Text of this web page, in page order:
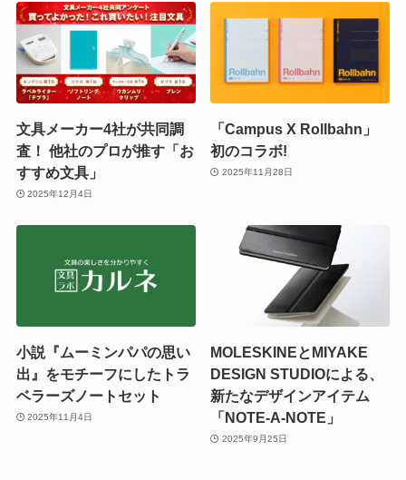
文具メーカー4社が共同調
査！ 他社のプロが推す「お
すすめ文具」
2025年12月4日
「Campus X Rollbahn」
初のコラボ!
2025年11月28日
小説『ムーミンパパの思い
出』をモチーフにしたトラ
ベラーズノートセット
2025年11月4日
MOLESKINEとMIYAKE
DESIGN STUDIOによる、
新たなデザインアイテム
「NOTE-A-NOTE」
2025年9月25日